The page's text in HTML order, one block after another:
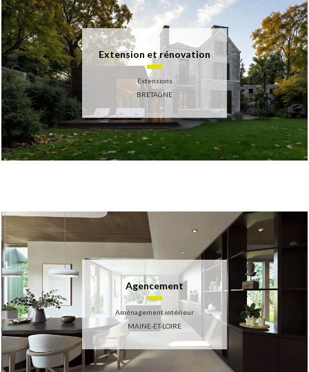
Extension et rénovation
Extensions
BRETAGNE
Agencement
Aménagement intérieur
MAINE-ET-LOIRE